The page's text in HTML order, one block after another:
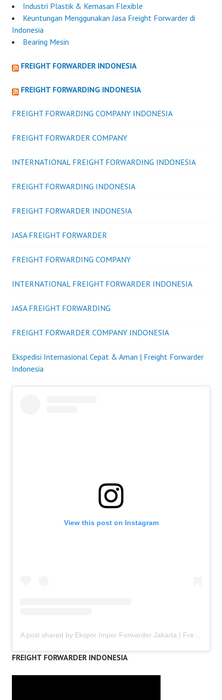
Industri Plastik & Kemasan Flexible
Keuntungan Menggunakan Jasa Freight Forwarder di
Indonesia
Bearing Mesin
FREIGHT FORWARDER INDONESIA
FREIGHT FORWARDING INDONESIA
FREIGHT FORWARDING COMPANY INDONESIA
FREIGHT FORWARDER COMPANY
INTERNATIONAL FREIGHT FORWARDING INDONESIA
FREIGHT FORWARDING INDONESIA
FREIGHT FORWARDER INDONESIA
JASA FREIGHT FORWARDER
FREIGHT FORWARDING COMPANY
INTERNATIONAL FREIGHT FORWARDER INDONESIA
JASA FREIGHT FORWARDING
FREIGHT FORWARDER COMPANY INDONESIA
Ekspedisi Internasional Cepat & Aman | Freight Forwarder
Indonesia
View this post on Instagram
FREIGHT FORWARDER INDONESIA